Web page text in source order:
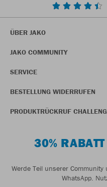
ÜBER JAKO
JAKO COMMUNITY
SERVICE
BESTELLUNG WIDERRUFEN
PRODUKTRÜCKRUF
30%
Werde Teil unserer
WhatsApp.